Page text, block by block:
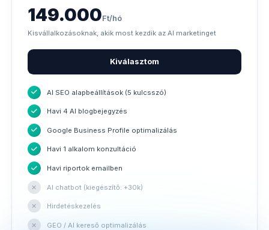
149.000Ft/hó
Kisvállalkozásoknak, akik most kezdik az AI marketinget
Kiválasztom
AI SEO alapbeállítások (5 kulcsszó)
Havi 4 AI blogbejegyzés
Google Business Profile optimalizálás
Havi 1 alkalom konzultáció
Havi riportok emailben
✕ AI chatbot (kiegészítő: +30k)
✕ Hirdetéskezelés
✕ GEO / AI kereső optimalizálás